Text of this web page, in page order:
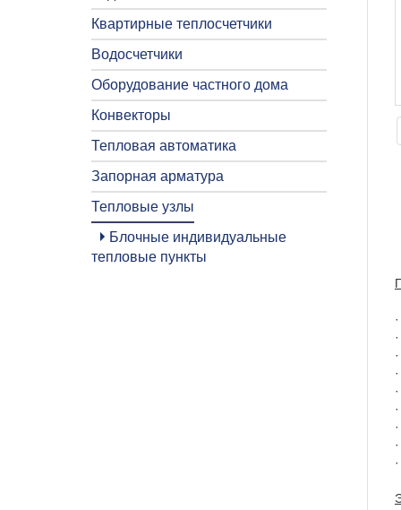
Квартирные теплосчетчики
Водосчетчики
Оборудование частного дома
Конвекторы
Тепловая автоматика
Запорная арматура
Тепловые узлы
Блочные индивидуальные
тепловые пункты